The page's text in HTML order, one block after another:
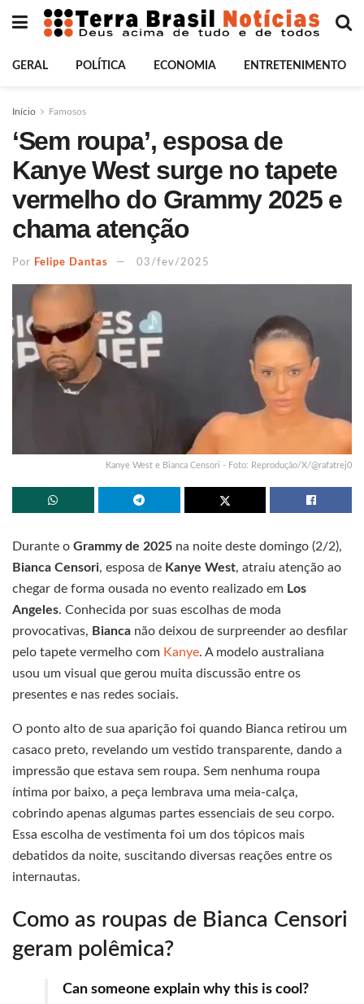
GERAL POLÍTICA ECONOMIA ENTRETENIMENTO
Início Famosos
‘Sem roupa’, esposa de
Kanye West surge no tapete
vermelho do Grammy 2025 e
chama atenção
Por Felipe Dantas 03/fev/2025
Kanye West e Bianca Censori - Foto: Reprodução/X/@rafatrej0
Durante o Grammy de 2025 na noite deste domingo (2/2),
Bianca Censori, esposa de Kanye West, atraiu atenção ao
chegar de forma ousada no evento realizado em Los
Angeles. Conhecida por suas escolhas de moda
provocativas, Bianca não deixou de surpreender ao desfilar
pelo tapete vermelho com Kanye. A modelo australiana
usou um visual que gerou muita discussão entre os
presentes e nas redes sociais.
O ponto alto de sua aparição foi quando Bianca retirou um
casaco preto, revelando um vestido transparente, dando a
impressão que estava sem roupa. Sem nenhuma roupa
íntima por baixo, a peça lembrava uma meia-calça,
cobrindo apenas algumas partes essenciais de seu corpo.
Essa escolha de vestimenta foi um dos tópicos mais
debatidos da noite, suscitando diversas reações entre os
internautas.
Como as roupas de Bianca Censori
geram polêmica?
Can someone explain why this is cool?